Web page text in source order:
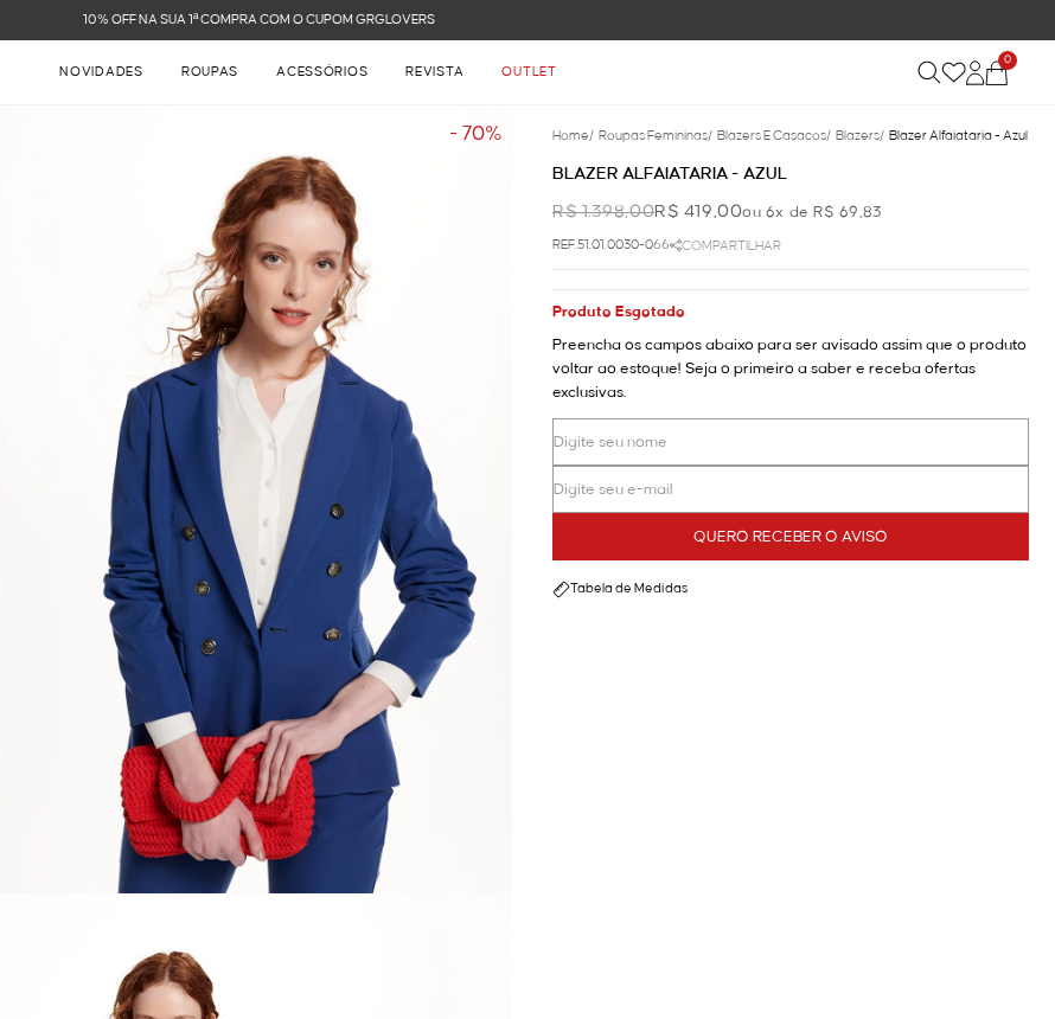
NOVIDADES ROUPAS ACESSÓRIOS REVISTA OUTLET
0
- 70% Home/ Roupas Femininas/ Blazers E Casacos/ Blazers/ Blazer Alfaiataria - Azul
BLAZER ALFAIATARIA - AZUL
R$ 1.398,00R$ 419,00ou 6x de R$ 69,83
REF.51.01.0030-066 COMPARTILHAR
Produto Esgotado
Preencha os campos abaixo para ser avisado assim que o produto
voltar ao estoque! Seja o primeiro a saber e receba ofertas
exclusivas.
QUERO RECEBER O AVISO
Tabela de Medidas